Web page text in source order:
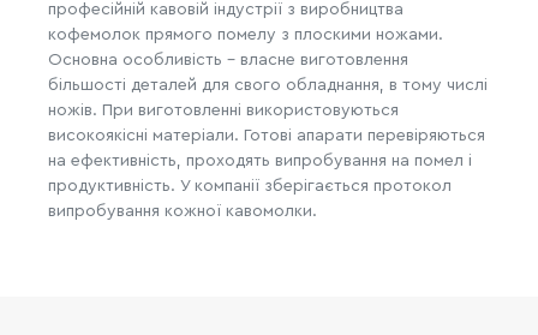
професійній кавовій індустрії з виробництва
кофемолок прямого помелу з плоскими ножами.
Основна особливість – власне виготовлення
більшості деталей для свого обладнання, в тому числі
ножів. При виготовленні використовуються
високоякісні матеріали. Готові апарати перевіряються
на ефективність, проходять випробування на помел і
продуктивність. У компанії зберігається протокол
випробування кожної кавомолки.